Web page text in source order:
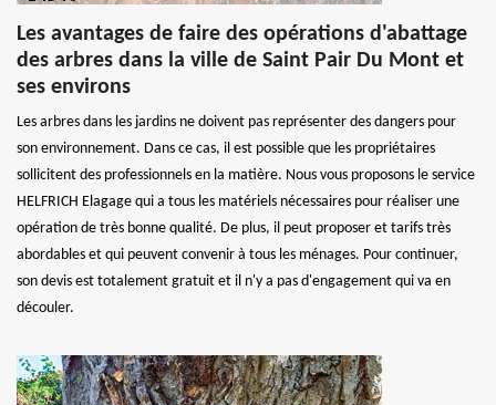
Les avantages de faire des opérations d'abattage
des arbres dans la ville de Saint Pair Du Mont et
ses environs
Les arbres dans les jardins ne doivent pas représenter des dangers pour
son environnement. Dans ce cas, il est possible que les propriétaires
sollicitent des professionnels en la matière. Nous vous proposons le service
HELFRICH Elagage qui a tous les matériels nécessaires pour réaliser une
opération de très bonne qualité. De plus, il peut proposer et tarifs très
abordables et qui peuvent convenir à tous les ménages. Pour continuer,
son devis est totalement gratuit et il n'y a pas d'engagement qui va en
découler.